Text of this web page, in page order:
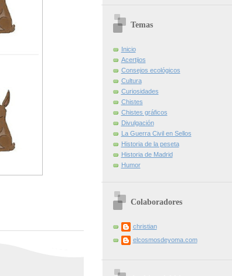
Temas
Inicio
Acertijos
Consejos ecológicos
Cultura
Curiosidades
Chistes
Chistes gráficos
Divulgación
La Guerra Civil en Sellos
Historia de la peseta
Historia de Madrid
Humor
Colaboradores
christian
elcosmosdeyoma.com